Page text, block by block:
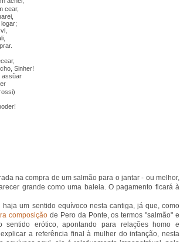
cear,
Sinher!
assũar
)
na compra de um salmão para o jantar - ou melhor,
grande como uma baleia. O pagamento ficará à
um sentido equívoco nesta cantiga, já que, como
composição de Pero da Ponte, os termos "salmão" e
sentido erótico, apontando para relações homo e
a referência final à mulher do infanção, nesta